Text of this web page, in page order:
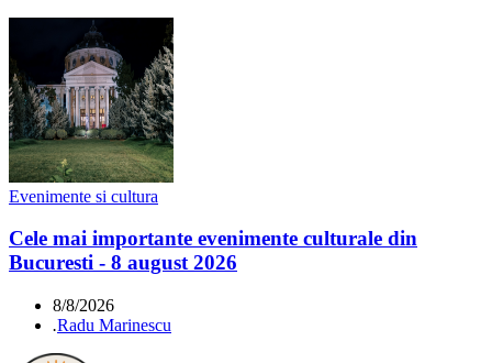
Evenimente si cultura
Cele mai importante evenimente culturale din
Bucuresti - 8 august 2026
8/8/2026
.Radu Marinescu